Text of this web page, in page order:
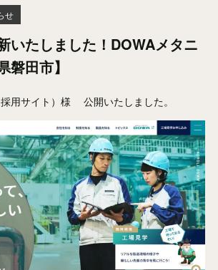
せ
いたしました！DOWAメタニ
磐田市】
採用サイト）様 公開いたしました。